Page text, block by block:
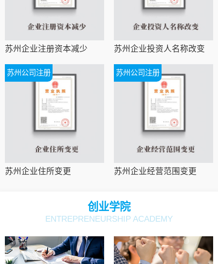
苏州企业注册资本减少 苏州企业投资人名称改变
苏州公司注册
苏州企业住所变更
苏州公司注册
苏州企业经营范围变更
创业学院
ENTREPRENEURSHIP ACADEMY